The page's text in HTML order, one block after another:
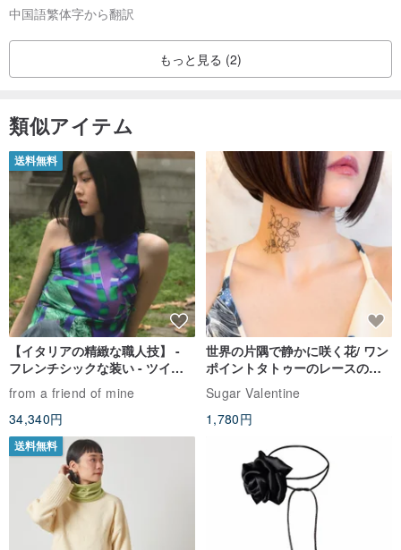
中国語繁体字から翻訳
もっと見る (2)
類似アイテム
送料無料
【イタリアの精緻な職人技】 -
フレンチシックな装い - ツイル
プリントシルクスカーフトップ
ス
from a friend of mine
34,340円
世界の片隅で静かに咲く花/ ワン
ポイントタトゥーのレースのチ
ョーカー SV649
Sugar Valentine
1,780円
送料無料